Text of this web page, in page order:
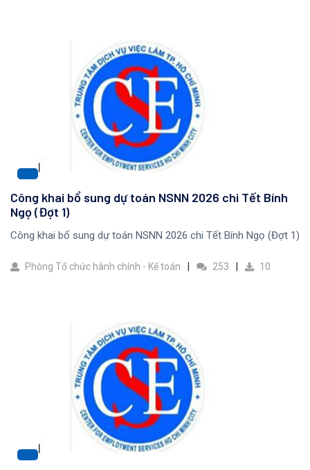
Công khai bổ sung dự toán NSNN 2026 chi Tết Bính
Ngọ (Đợt 1)
Công khai bổ sung dự toán NSNN 2026 chi Tết Bính Ngọ (Đợt 1)
Phòng Tổ chức hành chính - Kế toán 253 10